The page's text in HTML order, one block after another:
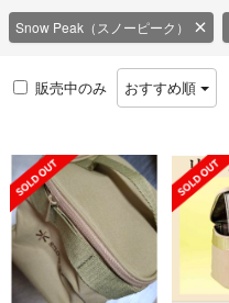
Snow Peak（スノーピーク）
販売中のみ おすすめ順